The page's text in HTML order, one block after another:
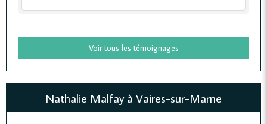
Voir tous les témoignages
Nathalie Malfay à Vaires-sur-Marne